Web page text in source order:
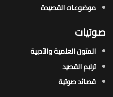
موضوعات القصيدة​
صوتيات
المتون العلمية والأدبية
ترنيم القصيد
قصائد صوتية